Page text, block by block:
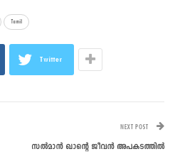
Tamil
Twitter
NEXT POST
സൽമാൻ ഖാന്റെ ജീവൻ അപകടത്തിൽ